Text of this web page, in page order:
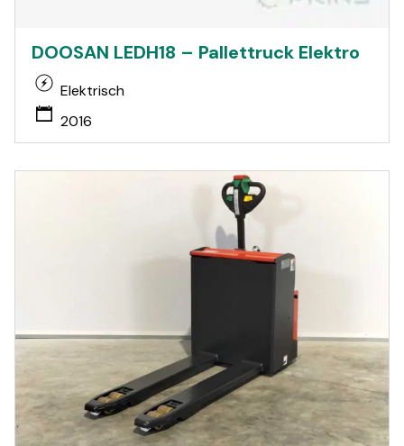
DOOSAN LEDH18 – Pallettruck Elektro
Elektrisch
2016